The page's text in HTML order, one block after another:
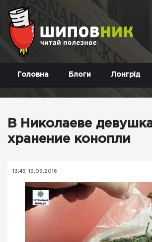
Головна Блоги Лонгрід
В Николаеве
хранение конопли
13:49 19.09.2016